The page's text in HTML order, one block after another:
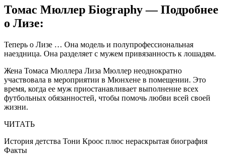
Томас Мюллер Бiography — Подробнее
о Лизе:
Теперь о Лизе … Она модель и полупрофессиональная
наездница. Она разделяет с мужем привязанность к лошадям.
Жена Томаса Мюллера Лиза Мюллер неоднократно
участвовала в мероприятии в Мюнхене в помещении. Это
время, когда ее муж приостанавливает выполнение всех
футбольных обязанностей, чтобы помочь любви всей своей
жизни.
ЧИТАТЬ
История детства Тони Кроос плюс нераскрытая биография
Факты